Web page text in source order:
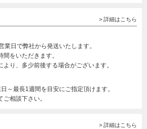
> 詳細はこちら
業日で弊社から発送いたします。
をいただきます。
り、多少前後する場合がございます。
～最長1週間を目安にご指定頂けます。
相談下さい。
> 詳細はこちら